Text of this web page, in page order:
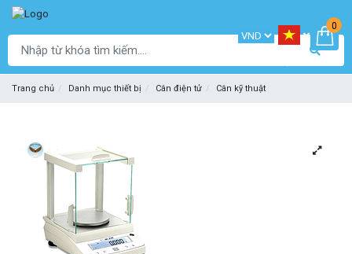
0
Trang chủ Danh mục thiết bị Cân điện tử Cân kỹ thuật